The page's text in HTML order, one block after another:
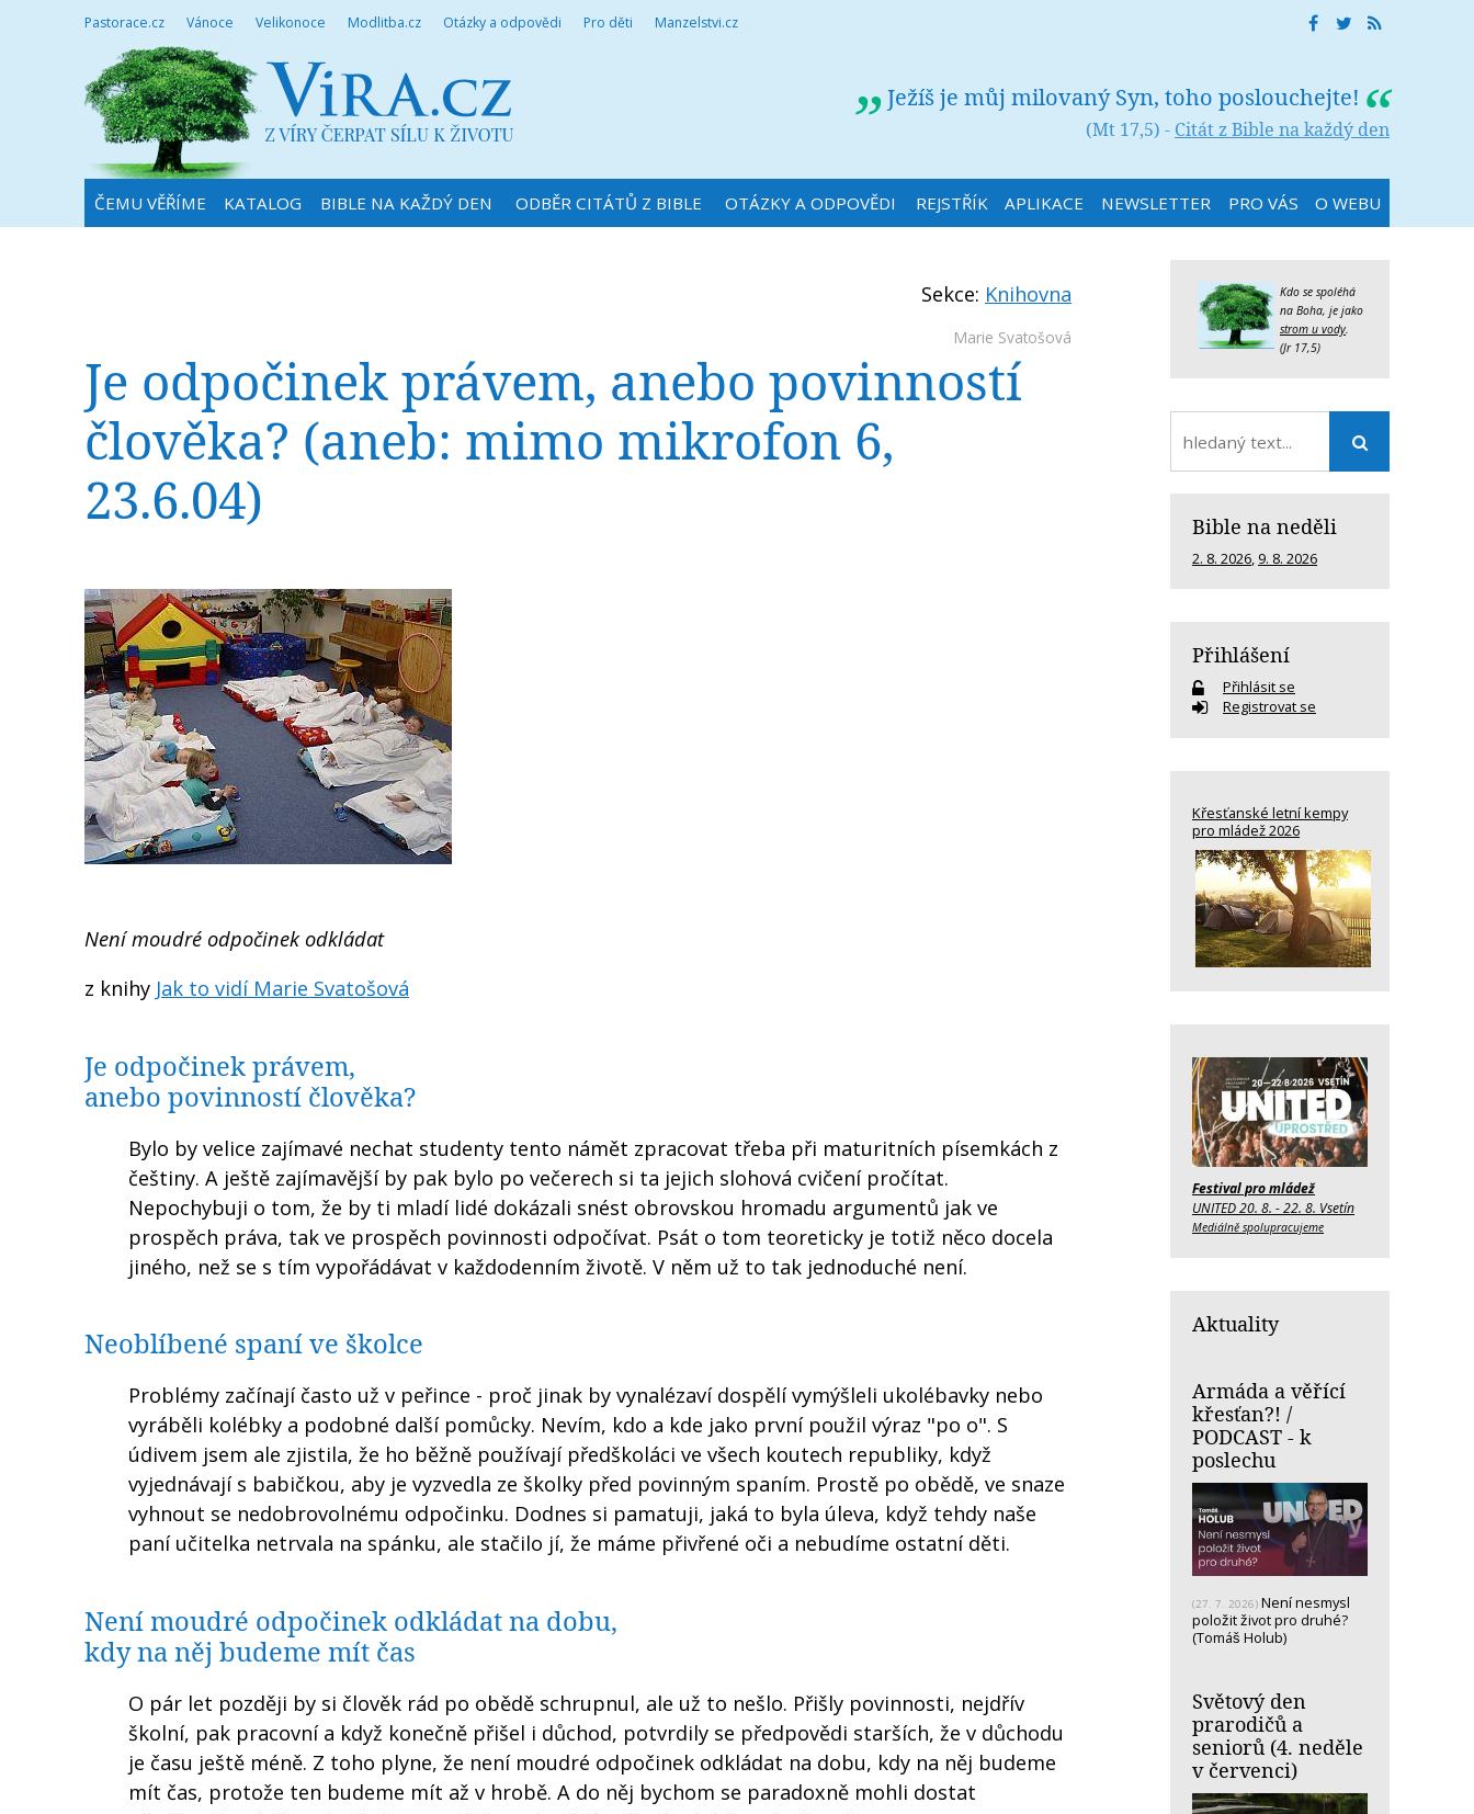
Pastorace.cz Vánoce Velikonoce Modlitba.cz Otázky a odpovědi Pro děti Manzelstvi.cz
Ježíš je můj milovaný Syn, toho poslouchejte!
(Mt 17,5) - Citát z Bible na každý den
ČEMU VĚŘÍME KATALOG BIBLE NA KAŽDÝ DEN ODBĚR CITÁTŮ Z BIBLE OTÁZKY A ODPOVĚDI REJSTŘÍK APLIKACE NEWSLETTER PRO VÁS O WEBU
Sekce: Knihovna
Marie Svatošová
Je odpočinek právem, anebo povinností
člověka? (aneb: mimo mikrofon 6,
23.6.04)
Není moudré odpočinek odkládat
z knihy Jak to vidí Marie Svatošová
Je odpočinek právem,
anebo povinností člověka?
Bylo by velice zajímavé nechat studenty tento námět zpracovat třeba při maturitních písemkách z
češtiny. A ještě zajímavější by pak bylo po večerech si ta jejich slohová cvičení pročítat.
Nepochybuji o tom, že by ti mladí lidé dokázali snést obrovskou hromadu argumentů jak ve
prospěch práva, tak ve prospěch povinnosti odpočívat. Psát o tom teoreticky je totiž něco docela
jiného, než se s tím vypořádávat v každodenním životě. V něm už to tak jednoduché není.
Neoblíbené spaní ve školce
Problémy začínají často už v peřince - proč jinak by vynalézaví dospělí vymýšleli ukolébavky nebo
vyráběli kolébky a podobné další pomůcky. Nevím, kdo a kde jako první použil výraz "po o". S
údivem jsem ale zjistila, že ho běžně používají předškoláci ve všech koutech republiky, když
vyjednávají s babičkou, aby je vyzvedla ze školky před povinným spaním. Prostě po obědě, ve snaze
vyhnout se nedobrovolnému odpočinku. Dodnes si pamatuji, jaká to byla úleva, když tehdy naše
paní učitelka netrvala na spánku, ale stačilo jí, že máme přivřené oči a nebudíme ostatní děti.
Není moudré odpočinek odkládat na dobu,
kdy na něj budeme mít čas
O pár let později by si člověk rád po obědě schrupnul, ale už to nešlo. Přišly povinnosti, nejdřív
školní, pak pracovní a když konečně přišel i důchod, potvrdily se předpovědi starších, že v důchodu
je času ještě méně. Z toho plyne, že není moudré odpočinek odkládat na dobu, kdy na něj budeme
mít čas, protože ten budeme mít až v hrobě. A do něj bychom se paradoxně mohli dostat
Kdo se spoléhá
na Boha, je jako
strom u vody.
(Jr 17,5)
Bible na neděli
2. 8. 2026, 9. 8. 2026
Přihlášení
Přihlásit se
Registrovat se
Křesťanské letní kempy
pro mládež 2026
Festival pro mládež
UNITED 20. 8. - 22. 8. Vsetín
Mediálně spolupracujeme
Aktuality
Armáda a věřící
křesťan?! /
PODCAST - k
poslechu
(27. 7. 2026) Není nesmysl
položit život pro druhé?
(Tomáš Holub)
Světový den
prarodičů a
seniorů (4. neděle
v červenci)